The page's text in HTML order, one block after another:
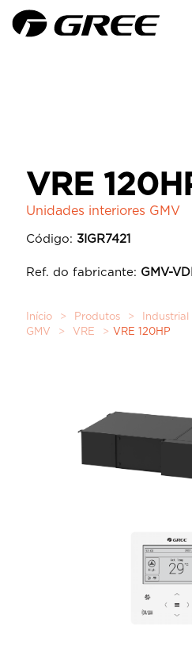
VRE
Unidades interiores GMV
Código: 3IGR7421
Ref. do fabricante: GMV-
Início > Produtos > Industrial
GMV
> VRE > VRE 120HP